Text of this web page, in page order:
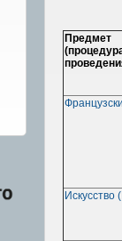
Предмет
Искусство